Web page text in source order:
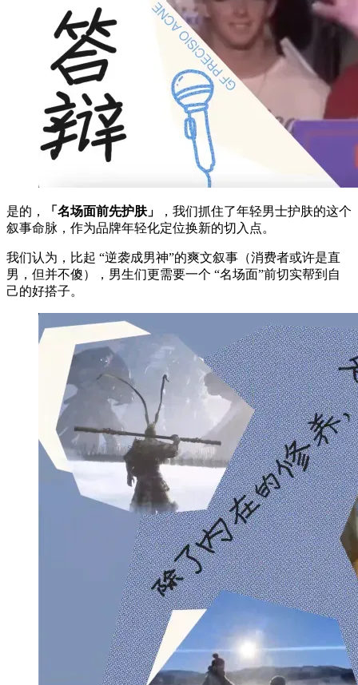
是的， 「名场面前先护肤」
，我们抓住了年轻男士护肤的这个
叙事命脉，作为品牌年轻化定位换新的切入点。
我们认为，比起 “逆袭成男神”的爽文叙事（消费者或许是直
男，但并不傻），男生们更需要一个 “名场面”前切实帮到自
己的好搭子。